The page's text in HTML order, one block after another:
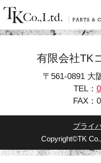
有限会社TK
〒561-0891 大
TEL：
FAX：
プライ
Copyright©TK